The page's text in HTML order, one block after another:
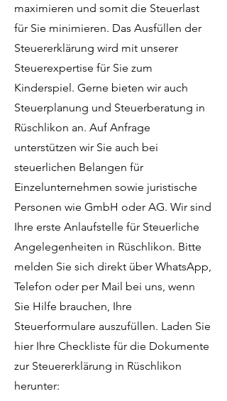
maximieren und somit die Steuerlast
für Sie minimieren. Das Ausfüllen der
Steuererklärung wird mit unserer
Steuerexpertise für Sie zum
Kinderspiel. Gerne bieten wir auch
Steuerplanung und Steuerberatung in
Rüschlikon an. Auf Anfrage
unterstützen wir Sie auch bei
steuerlichen Belangen für
Einzelunternehmen sowie juristische
Personen wie GmbH oder AG. Wir sind
Ihre erste Anlaufstelle für Steuerliche
Angelegenheiten in Rüschlikon. Bitte
melden Sie sich direkt über WhatsApp,
Telefon oder per Mail bei uns, wenn
Sie Hilfe brauchen, Ihre
Steuerformulare auszufüllen. Laden Sie
hier Ihre Checkliste für die Dokumente
zur Steuererklärung in Rüschlikon
herunter: